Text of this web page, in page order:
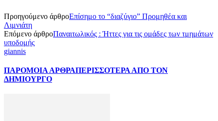
Προηγούμενο άρθροΕπίσημο το “διαζύγιο” Προμηθέα και
Λιμνιάτη
Επόμενο άρθροΠαναιτωλικός : Ήττες για τις ομάδες των τμημάτων
υποδομής
giannis
ΠΑΡΟΜΟΙΑ ΑΡΘΡΑΠΕΡΙΣΣΟΤΕΡΑ ΑΠΟ ΤΟΝ
ΔΗΜΙΟΥΡΓΟ